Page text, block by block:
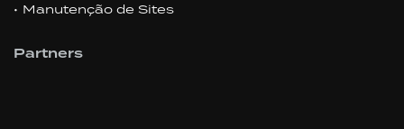
Manutenção de Sites
Partners